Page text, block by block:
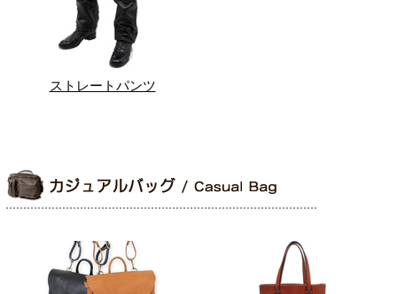
ストレートパンツ